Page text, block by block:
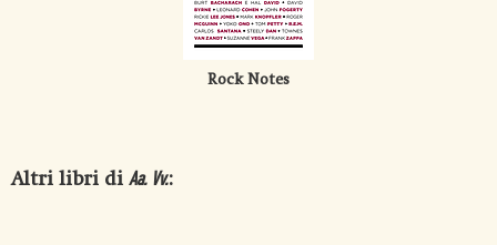
Rock Notes
Altri libri di Aa. Vv.: